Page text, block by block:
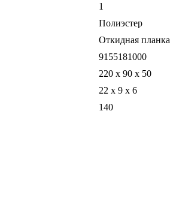
1
Полиэстер
Откидная планка
9155181000
220 х 90 х 50
22 x 9 x 6
140